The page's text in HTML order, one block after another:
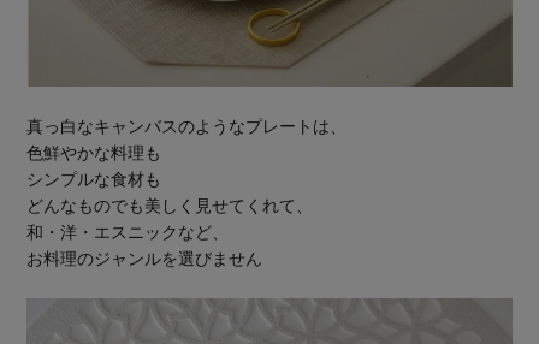
真っ白なキャンバスのようなプレートは、
色鮮やかな料理も
シンプルな食材も
どんなものでも美しく見せてくれて、
和・洋・エスニックなど、
お料理のジャンルを選びません